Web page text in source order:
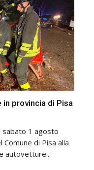
provincia di Pisa
sabato 1 agosto
Comune di Pisa alla
autovetture...